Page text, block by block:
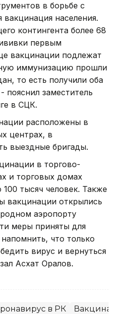
в борьбе с
вакцинация населения.
контингента более 68
первым
вакцинации подлежат
иммунизацию прошли
то есть получили оба
пояснил заместитель
в СЦК.
расположены в
центрах, в
выездные бригады.
в торгово-
и торговых домах
тысяч человек. Также
вакцинации открылись
аэропорту
меры приняты для
что только
вирус и вернуться
Асхат Оралов.
в РК